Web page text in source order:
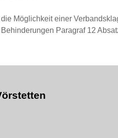
Möglichkeit einer
Paragraf 12